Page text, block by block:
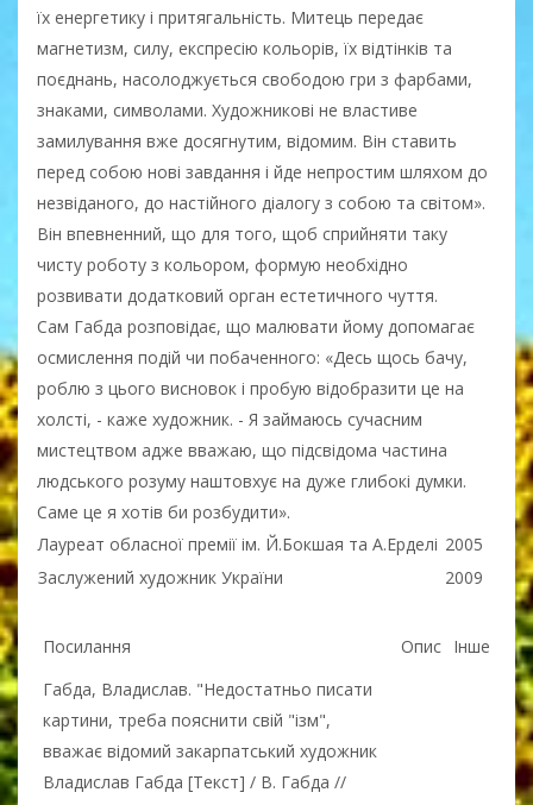
їх енергетику і притягальність. Митець передає
магнетизм, силу, експресію кольорів, їх відтінків та
поєднань, насолоджується свободою гри з фарбами,
знаками, символами. Художникові не властиве
замилування вже досягнутим, відомим. Він ставить
перед собою нові завдання і йде непростим шляхом до
незвіданого, до настійного діалогу з собою та світом».
Він впевненний, що для того, щоб сприйняти таку
чисту роботу з кольором, формую необхідно
розвивати додатковий орган естетичного чуття.
Сам Габда розповідає, що малювати йому допомагає
осмислення подій чи побаченного: «Десь щось бачу,
роблю з цього висновок і пробую відобразити це на
холсті, - каже художник. - Я займаюсь сучасним
мистецтвом адже вважаю, що підсвідома частина
людського розуму наштовхує на дуже глибокі думки.
Саме це я хотів би розбудити».
Лауреат обласної премії ім. Й.Бокшая та А.Ерделі 2005
Заслужений художник України
2009
Посилання Опис Інше
Габда, Владислав. "Недостатньо писати
картини, треба пояснити свій "ізм",
вважає відомий закарпатський художник
Владислав Габда [Текст] / В. Габда //